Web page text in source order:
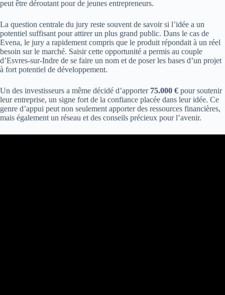
peut être déroutant pour de jeunes entrepreneurs.
La question centrale du jury reste souvent de savoir si l’idée a un
potentiel suffisant pour attirer un plus grand public. Dans le cas de
Evena, le jury a rapidement compris que le produit répondait à un réel
besoin sur le marché. Saisir cette opportunité a permis au couple
d’Esvres-sur-Indre de se faire un nom et de poser les bases d’un projet
à fort potentiel de développement.
Un des investisseurs a même décidé d’apporter 75.000 € pour soutenir
leur entreprise, un signe fort de la confiance placée dans leur idée. Ce
genre d’appui peut non seulement apporter des ressources financières,
mais également un réseau et des conseils précieux pour l’avenir.